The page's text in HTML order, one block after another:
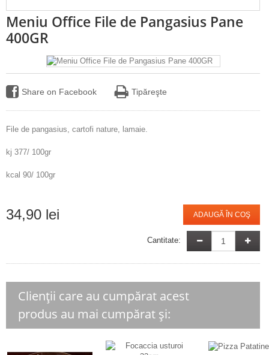
Meniu Office File de Pangasius Pane
400GR
Share on Facebook Tipăreşte
File de pangasius, cartofi nature, lamaie.
kj 377/ 100gr
kcal 90/ 100gr
34,90 lei ADAUGĂ ÎN COŞ
Cantitate:
Clienții care au cumpărat acest
produs au mai cumpărat și: